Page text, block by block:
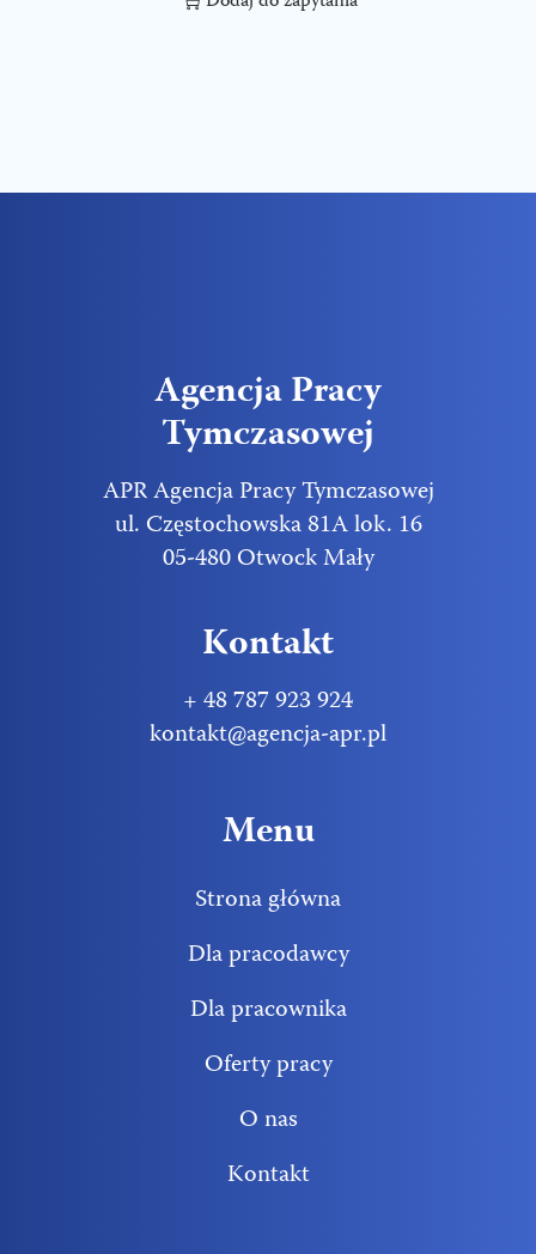
Agencja Pracy
Tymczasowej
APR Agencja Pracy Tymczasowej
ul. Częstochowska 81A lok. 16
05-480 Otwock Mały
Kontakt
+ 48 787 923 924
kontakt@agencja-apr.pl
Menu
Strona główna
Dla pracodawcy
Dla pracownika
Oferty pracy
O nas
Kontakt